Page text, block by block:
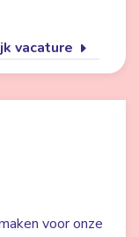
vacature
voor onze